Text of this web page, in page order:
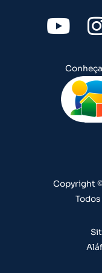
Y
o
u
t
u
b
I
Copyright